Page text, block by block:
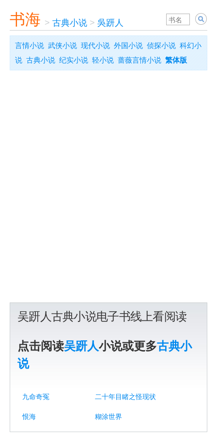
书海 > 古典小说 > 吳趼人
言情小说 武侠小说 现代小说 外国小说 侦探小说 科幻小
说 古典小说 纪实小说 轻小说 蔷薇言情小说 繁体版
吴趼人古典小说电子书线上看阅读
点击阅读吴趼人小说或更多古典小
说
九命奇冤 二十年目睹之怪现状
恨海 糊涂世界